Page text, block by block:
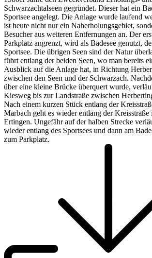
Schwarzachtalseen gegründet. Dieser hat ein
Sportsee angelegt. Die Anlage wurde laufend
ist heute nicht nur ein Naherholungsgebiet,
Besucher aus weiteren Entfernungen an. Der
Parkplatz angrenzt, wird als Badesee genutzt,
Sportsee. Die übrigen Seen sind der Natur
führt entlang der beiden Seen, wo man bereits
Ausblick auf die Anlage hat, in Richtung
zwischen den Seen und der Schwarzach.
über eine kleine Brücke überquert wurde,
Kiesweg bis zur Landstraße zwischen
Nach einem kurzen Stück entlang der
Marbach geht es wieder entlang der
Ertingen. Ungefähr auf der halben Strecke
wieder entlang des Sportsees und dann am
zum Parkplatz.